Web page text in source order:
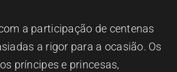
a participação de centenas
a rigor para a ocasião. Os
príncipes e princesas,